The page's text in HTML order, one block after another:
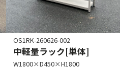
OS1RK-260626-002
中軽量ラック[単体]
W1800×D450×H1800